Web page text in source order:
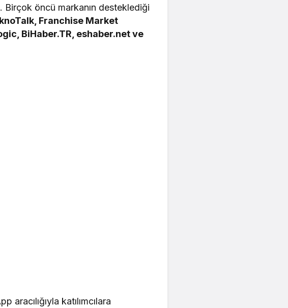
Birçok öncü markanın desteklediği
Franchise Market
BiHaber.TR, eshaber.net ve
aracılığıyla katılımcılara